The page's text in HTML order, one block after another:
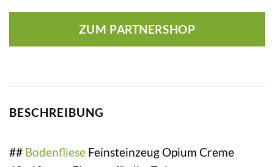
ZUM PARTNERSHOP
BESCHREIBUNG
## Bodenfliese Feinsteinzeug Opium Creme